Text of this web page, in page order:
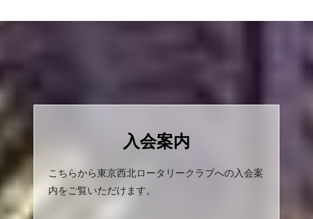
入会案内
こちらから東京西北ロータリークラブへの入会案
内をご覧いただけます。